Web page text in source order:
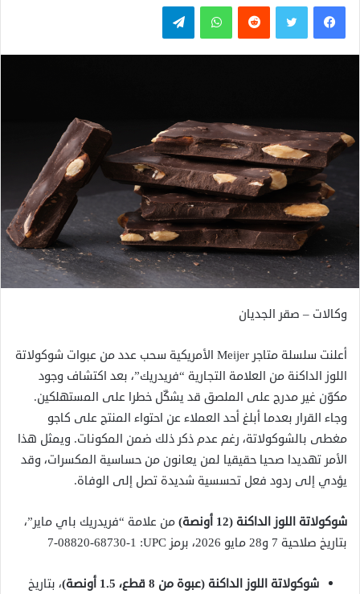
فيسبوكتويتر واتساب تيلقرام
وكالات – صقر الجديان
أعلنت سلسلة متاجر Meijer الأمريكية سحب عدد من عبوات شوكولاتة
اللوز الداكنة من العلامة التجارية “فريدريك”، بعد اكتشاف وجود
مكوّن غير مدرج على الملصق قد يشكّل خطرا على المستهلكين.
وجاء القرار بعدما أبلغ أحد العملاء عن احتواء المنتج على كاجو
مغطى بالشوكولاتة، رغم عدم ذكر ذلك ضمن المكونات. ويمثل هذا
الأمر تهديدا صحيا حقيقيا لمن يعانون من حساسية المكسرات، وقد
يؤدي إلى ردود فعل تحسسية شديدة تصل إلى الوفاة.
شوكولاتة اللوز الداكنة (12 أونصة)
من علامة “فريدريك باي ماير”،
بتاريخ صلاحية 7 و28 مايو 2026، برمز UPC: ‏7-08820-68730-1
شوكولاتة اللوز الداكنة (عبوة من 8 قطع، 1.5 أونصة)
، بتاريخ